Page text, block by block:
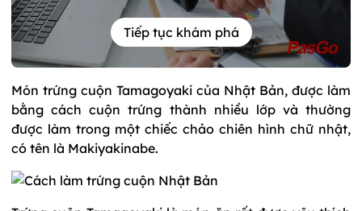
Tiếp tục khám phá
Món trứng cuộn Tamagoyaki của Nhật Bản, được làm
bằng cách cuộn trứng thành nhiều lớp và thường
được làm trong một chiếc chảo chiên hình chữ nhật,
có tên là Makiyakinabe.